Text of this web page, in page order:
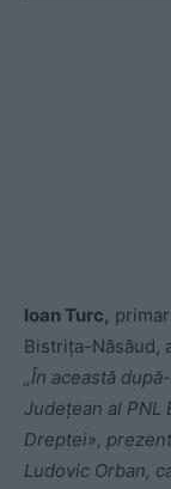
Ioan Turc,
Bistriţa-Năsăud,
„În această
Judeţean al PNL
Dreptei»,
Ludovic Orban,